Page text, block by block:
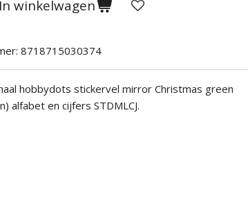
In winkelwagen
8718715030374
hobbydots stickervel mirror Christmas green
alfabet en cijfers STDMLCJ.